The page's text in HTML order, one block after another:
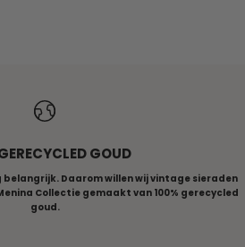
GOUD
belangrijk. Daarom willen wij vintage sieraden
Collectie gemaakt van 100% gerecycled
goud.